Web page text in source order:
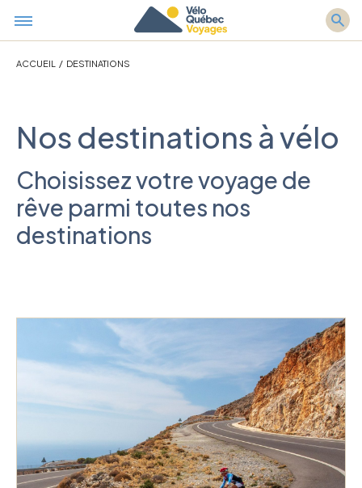
ACCUEIL / DESTINATIONS
Nos destinations à vélo
Choisissez votre voyage de
rêve parmi toutes nos
destinations